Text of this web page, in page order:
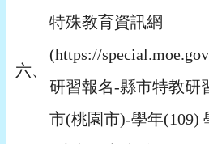
六、
特殊教育資訊網
(https://
研習報名-縣市特教研
市(桃園市)-學年(109)